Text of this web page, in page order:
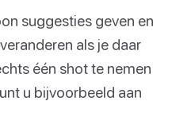
suggesties geven en
als je daar
één shot te nemen
u bijvoorbeeld aan